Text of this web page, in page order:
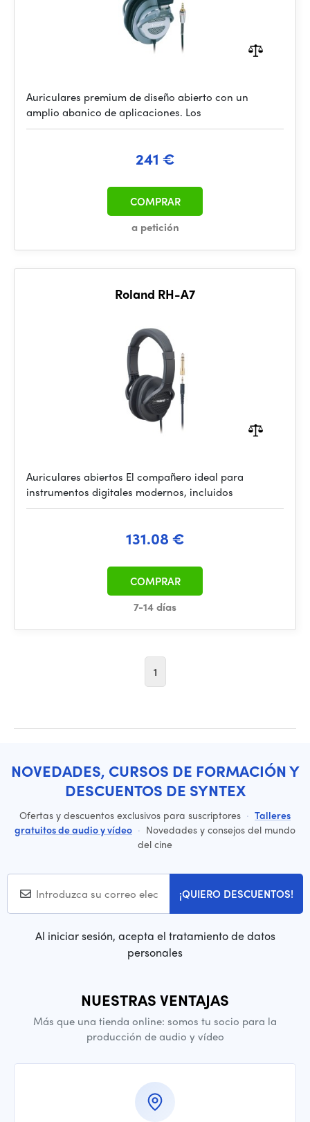
Auriculares premium de diseño abierto con un
amplio abanico de aplicaciones. Los
241 €
a petición
COMPRAR
Roland RH-A7
Auriculares abiertos El compañero ideal para
instrumentos digitales modernos, incluidos
131.08 €
7-14 días
COMPRAR
1
NOVEDADES, CURSOS DE FORMACIÓN Y
DESCUENTOS DE SYNTEX
Ofertas y descuentos exclusivos para suscriptores · Talleres
gratuitos de audio y vídeo · Novedades y consejos del mundo
del cine
¡QUIERO DESCUENTOS!
Al iniciar sesión, acepta el tratamiento de datos
personales
NUESTRAS VENTAJAS
Más que una tienda online: somos tu socio para la
producción de audio y vídeo